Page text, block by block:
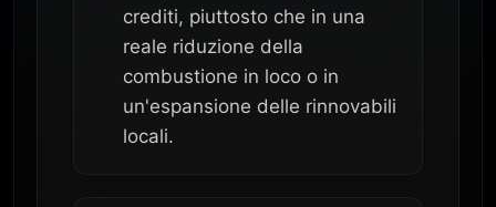
crediti, piuttosto che in una
reale riduzione della
combustione in loco o in
un'espansione delle rinnovabili
locali.